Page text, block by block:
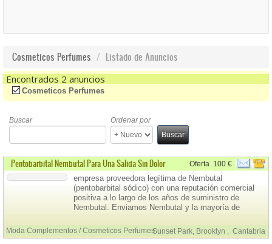
Cosmeticos Perfumes Listado de Anuncios
Encontrados 2 anuncios
(-) Remove Cosmeticos Perfumes Filter
Cosmeticos Perfumes
Buscar
Ordenar por
Buscar
Pentobarbital Nembutal Para Una Salida Sin Dolor Oferta 100 €
empresa proveedora legítima de Nembutal
(pentobarbital sódico) con una reputación comercial
positiva a lo largo de los años de suministro de
Nembutal. Enviamos Nembutal y la mayoría de
Moda Complementos / Cosmeticos PerfumesSunset Park, Brooklyn , Cantabria